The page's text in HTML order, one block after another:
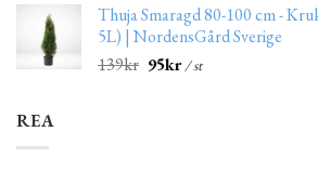
Thuja Smaragd 80-100 cm -
5L) | NordensGård Sverige
139kr 95kr/ st
REA